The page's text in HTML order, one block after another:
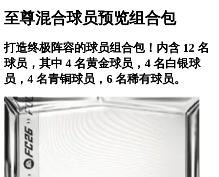
至尊混合球员预览组合包
打造终极阵容的球员组合包！内含 12 名
球员，其中 4 名黄金球员，4 名白银球
员，4 名青铜球员，6 名稀有球员。